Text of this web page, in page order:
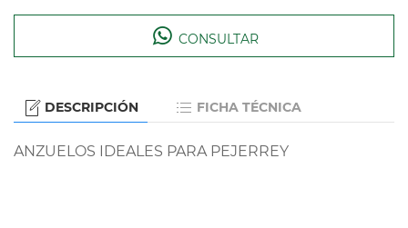
CONSULTAR
DESCRIPCIÓN FICHA TÉCNICA
ANZUELOS IDEALES PARA PEJERREY